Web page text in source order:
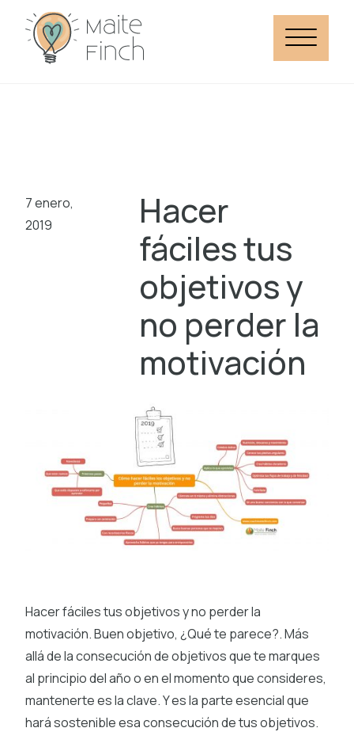
7 enero,
2019
Hacer
fáciles tus
objetivos y
no perder la
motivación
Hacer fáciles tus objetivos y no perder la
motivación. Buen objetivo, ¿Qué te parece?. Más
allá de la consecución de objetivos que te marques
al principio del año o en el momento que consideres,
mantenerte es la clave. Y es la parte esencial que
hará sostenible esa consecución de tus objetivos.